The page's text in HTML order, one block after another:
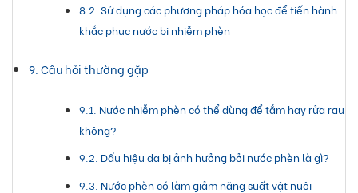
Sử dụng các phương pháp hóa học để tiến hành
khắc phục nước bị nhiễm phèn
Câu hỏi thường gặp
Nước nhiễm phèn có thể dùng để tắm hay rửa rau
không?
Dấu hiệu da bị ảnh hưởng bởi nước phèn là gì?
Nước phèn có làm giảm năng suất vật nuôi